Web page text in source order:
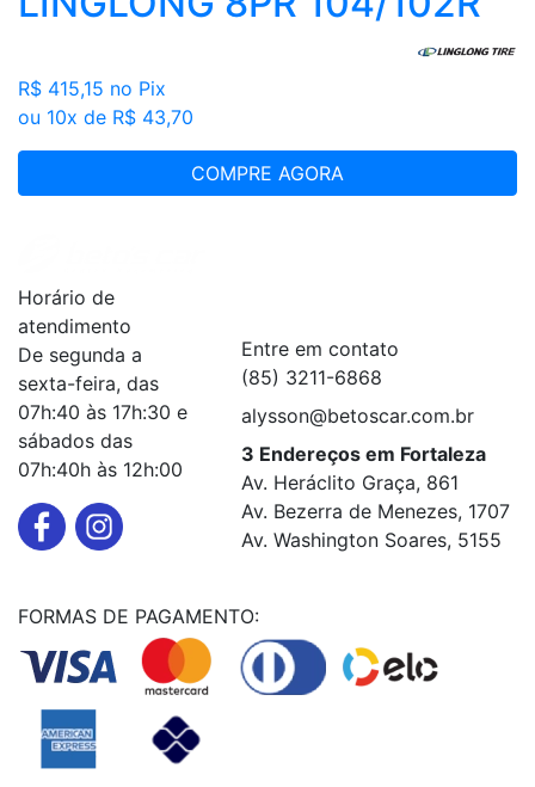
R$ 415,15 no Pix
ou 10x de R$ 43,70
COMPRE AGORA
Horário de
atendimento
De segunda a
sexta-feira, das
07h:40 às 17h:30 e
sábados das
07h:40h às 12h:00
Entre em contato
(85) 3211-6868
alysson@betoscar.com.br
3 Endereços em Fortaleza
Av. Heráclito Graça, 861
Av. Bezerra de Menezes, 1707
Av. Washington Soares, 5155
FORMAS DE PAGAMENTO: